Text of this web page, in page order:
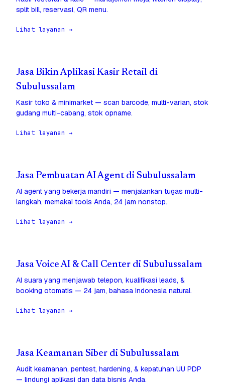
split bill, reservasi, QR menu.
Lihat layanan →
Jasa Bikin Aplikasi Kasir Retail di
Subulussalam
Kasir toko & minimarket — scan barcode, multi-varian, stok
gudang multi-cabang, stok opname.
Lihat layanan →
Jasa Pembuatan AI Agent di Subulussalam
AI agent yang bekerja mandiri — menjalankan tugas multi-
langkah, memakai tools Anda, 24 jam nonstop.
Lihat layanan →
Jasa Voice AI & Call Center di Subulussalam
AI suara yang menjawab telepon, kualifikasi leads, &
booking otomatis — 24 jam, bahasa Indonesia natural.
Lihat layanan →
Jasa Keamanan Siber di Subulussalam
Audit keamanan, pentest, hardening, & kepatuhan UU PDP
— lindungi aplikasi dan data bisnis Anda.